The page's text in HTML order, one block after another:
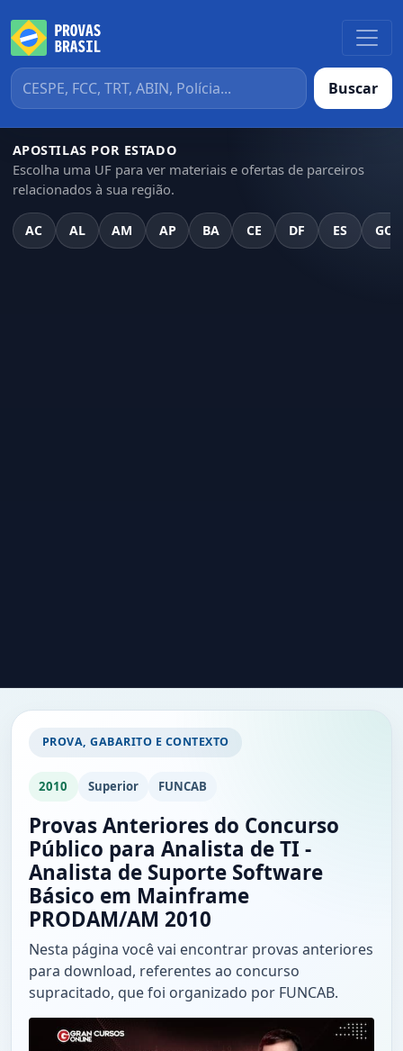
Buscar
APOSTILAS POR ESTADO
Escolha uma UF para ver materiais e ofertas de parceiros
relacionados à sua região.
AC AL AM AP BA CE DF ES GO
PROVA, GABARITO E CONTEXTO
2010 Superior FUNCAB
Provas Anteriores do Concurso
Público para Analista de TI -
Analista de Suporte Software
Básico em Mainframe
PRODAM/AM 2010
Nesta página você vai encontrar provas anteriores
para download, referentes ao concurso
supracitado, que foi organizado por FUNCAB.